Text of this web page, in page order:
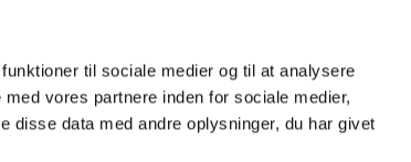
til sociale medier og til at analysere
vores partnere inden for sociale medier,
disse data med andre oplysninger, du har givet